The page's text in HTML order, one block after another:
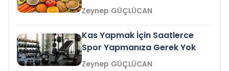
Zeynep GÜÇLÜCAN
Kas Yapmak İçin Saatlerce
Spor Yapmanıza Gerek Yok
Zeynep GÜÇLÜCAN